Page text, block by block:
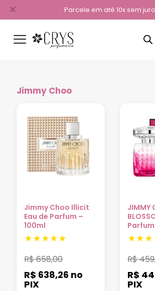
Parcele em até 10x sem
✕
Jimmy Choo
Jimmy Choo Illicit
Eau de Parfum –
100ml
R$658,00
R$ 638,26 no
PIX
JIMMY
R$
R$
PIX